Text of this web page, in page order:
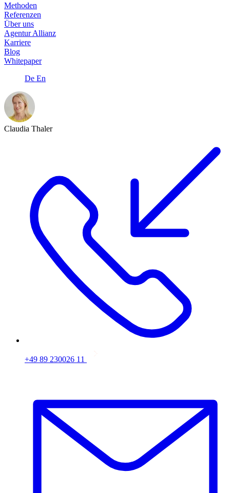
Methoden
Referenzen
Über uns
Agentur Allianz
Karriere
Blog
Whitepaper
De En
Claudia Thaler
+49 89 230026 11